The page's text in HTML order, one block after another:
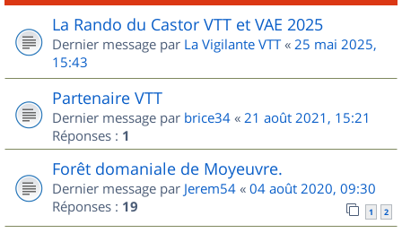
La Rando du Castor VTT et VAE 2025
Dernier message par La Vigilante VTT« 25 mai 2025,
15:43
Partenaire VTT
Dernier message par brice34 « 21 août 2021, 15:21
Réponses : 1
Forêt domaniale de Moyeuvre.
Dernier message par Jerem54 « 04 août 2020, 09:30
Réponses : 19 1 2